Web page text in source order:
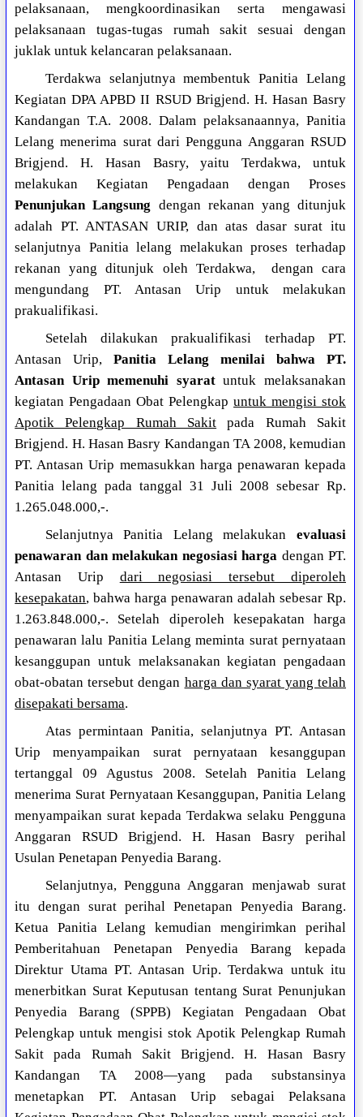
pelaksanaan, mengkoordinasikan serta mengawasi
pelaksanaan tugas-tugas rumah sakit sesuai dengan
juklak untuk kelancaran pelaksanaan.
Terdakwa selanjutnya membentuk Panitia Lelang
Kegiatan DPA APBD II RSUD Brigjend. H. Hasan Basry
Kandangan T.A. 2008. Dalam pelaksanaannya, Panitia
Lelang menerima surat dari Pengguna Anggaran RSUD
Brigjend. H. Hasan Basry, yaitu Terdakwa, untuk
melakukan Kegiatan Pengadaan dengan Proses
Penunjukan Langsung dengan rekanan yang ditunjuk
adalah PT. ANTASAN URIP, dan atas dasar surat itu
selanjutnya Panitia lelang melakukan proses terhadap
rekanan yang ditunjuk oleh Terdakwa, dengan cara
mengundang PT. Antasan Urip untuk melakukan
prakualifikasi.
Setelah dilakukan prakualifikasi terhadap PT.
Antasan Urip,Panitia Lelang menilai bahwa PT.
Antasan Urip memenuhi syaratuntuk melaksanakan
kegiatan Pengadaan Obat Pelengkapuntuk mengisi stok
Apotik Pelengkap Rumah Sakit pada Rumah Sakit
Brigjend. H. Hasan Basry Kandangan TA 2008, kemudian
PT. Antasan Urip memasukkan harga penawaran kepada
Panitia lelang pada tanggal 31 Juli 2008 sebesar Rp.
1.265.048.000,-.
Selanjutnya Panitia Lelang melakukan evaluasi
penawaran dan melakukan negosiasi harga dengan PT.
Antasan Urip dari negosiasi tersebut diperoleh
kesepakatan, bahwa harga penawaran adalah sebesar Rp.
1.263.848.000,-. Setelah diperoleh kesepakatan harga
penawaran lalu Panitia Lelang meminta surat pernyataan
kesanggupan untuk melaksanakan kegiatan pengadaan
obat-obatan tersebut dengan harga dan syarat yang telah
disepakati bersama.
Atas permintaan Panitia, selanjutnya PT. Antasan
Urip menyampaikan surat pernyataan kesanggupan
tertanggal 09 Agustus 2008. Setelah Panitia Lelang
menerima Surat Pernyataan Kesanggupan, Panitia Lelang
menyampaikan surat kepada Terdakwa selaku Pengguna
Anggaran RSUD Brigjend. H. Hasan Basry perihal
Usulan Penetapan Penyedia Barang.
Selanjutnya, Pengguna Anggaran menjawab surat
itu dengan surat perihal Penetapan Penyedia Barang.
Ketua Panitia Lelang kemudian mengirimkan perihal
Pemberitahuan Penetapan Penyedia Barang kepada
Direktur Utama PT. Antasan Urip. Terdakwa untuk itu
menerbitkan Surat Keputusan tentang Surat Penunjukan
Penyedia Barang (SPPB) Kegiatan Pengadaan Obat
Pelengkap untuk mengisi stok Apotik Pelengkap Rumah
Sakit pada Rumah Sakit Brigjend. H. Hasan Basry
Kandangan TA 2008—yang pada substansinya
menetapkan PT. Antasan Urip sebagai Pelaksana